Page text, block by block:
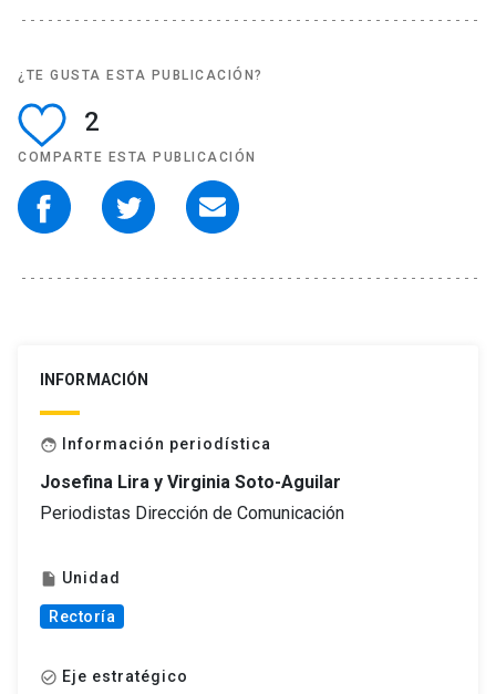
¿TE GUSTA ESTA PUBLICACIÓN?
2
COMPARTE ESTA PUBLICACIÓN
INFORMACIÓN
face Información periodística
Josefina Lira y Virginia Soto-Aguilar
Periodistas Dirección de Comunicación
insert_drive_file Unidad
Rectoría
check_circle_outline Eje estratégico